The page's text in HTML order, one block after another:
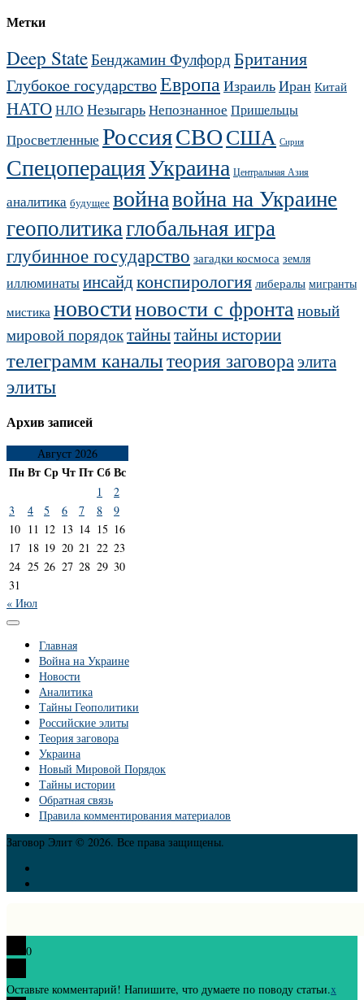
Метки
Deep StateБенджамин Фулфорд Британия
Глубокое государствоЕвропаИзраильИран Китай
НАТОНЛО НезыгарьНепознанное Пришельцы
Просветленные РоссияСВОСША Сирия
СпецоперацияУкраина Центральная Азия
аналитика будущее войнавойна на Украине
геополитикаглобальная игра
глубинное государство загадки космоса земля
иллюминатыинсайдконспирология либералы мигранты
мистика новостиновости с фронта новый
мировой порядоктайнытайны истории
телеграмм каналытеория заговораэлита
элиты
Архив записей
Август 2026
ПнВтСрЧтПтСбВс
1
2
3
4 5 6 7 8
9
10 11 12 13 14 15 16
17 18 19 20 21 22 23
24 25 26 27 28 29 30
31
« Июл
Главная
Война на Украине
Новости
Аналитика
Тайны Геополитики
Российские элиты
Теория заговора
Украина
Новый Мировой Порядок
Тайны истории
Обратная связь
Правила комментирования материалов
Заговор Элит © 2026. Все права защищены.
0
Оставьте комментарий! Напишите, что думаете по поводу статьи.x